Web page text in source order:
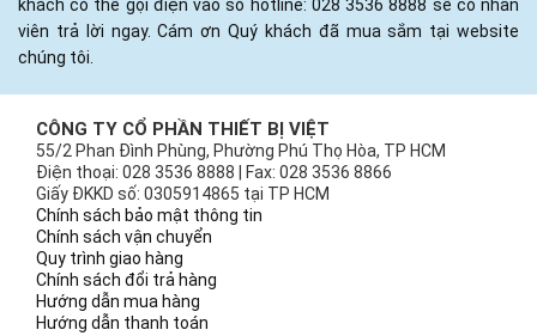
khách có thể gọi điện vào số hotline: 028 3536 8888 sẽ có nhân
viên trả lời ngay. Cám ơn Quý khách đã mua sắm tại website
chúng tôi.
CÔNG TY CỔ PHẦN THIẾT BỊ VIỆT
55/2 Phan Đình Phùng, Phường Phú Thọ Hòa, TP HCM
Điện thoại: 028 3536 8888 | Fax: 028 3536 8866
Giấy ĐKKD số: 0305914865 tại TP HCM
Chính sách bảo mật thông tin
Chính sách vận chuyển
Quy trình giao hàng
Chính sách đổi trả hàng
Hướng dẫn mua hàng
Hướng dẫn thanh toán